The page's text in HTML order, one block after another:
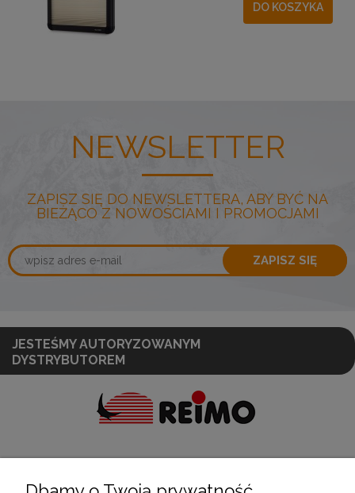
DO KOSZYKA
NEWSLETTER
ZAPISZ SIĘ DO NEWSLETTERA, ABY BYĆ NA
BIEŻĄCO Z NOWOŚCIAMI I PROMOCJAMI
ZAPISZ SIĘ
JESTEŚMY AUTORYZOWANYM
DYSTRYBUTOREM